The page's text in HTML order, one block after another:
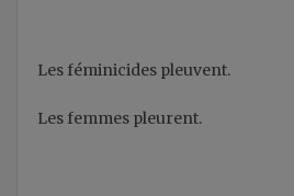
Les féminicides pleuvent.
Les femmes pleurent.